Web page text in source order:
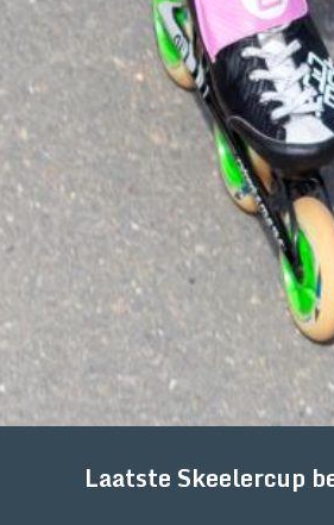
Laatste Skeelercup